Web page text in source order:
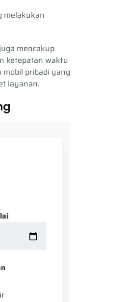
melakukan
mencakup
ketepatan waktu
pribadi yang
layanan.